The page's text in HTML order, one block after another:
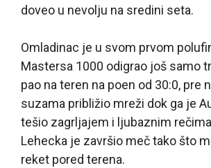
doveo u nevolju na sredini seta.
Omladinac je u svom prvom
Mastersa 1000 odigrao još samo
pao na teren na poen od 30:0, pre
suzama približio mreži dok ga je
tešio zagrljajem i ljubaznim
Lehecka je završio meč tako što
reket pored terena.